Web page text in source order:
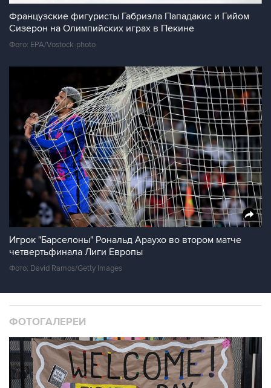
Французские фигуристы Габриэла Пападакис и Гийом
Сизерон на Олимпийских играх в Пекине
Фото: EPA/Vostock-photo
Игрок "Барселоны" Рональд Араухо во втором матче
четвертьфинала Лиги Европы
Фото: David Ramos/Getty Images
ФОТОГАЛЕРЕИ